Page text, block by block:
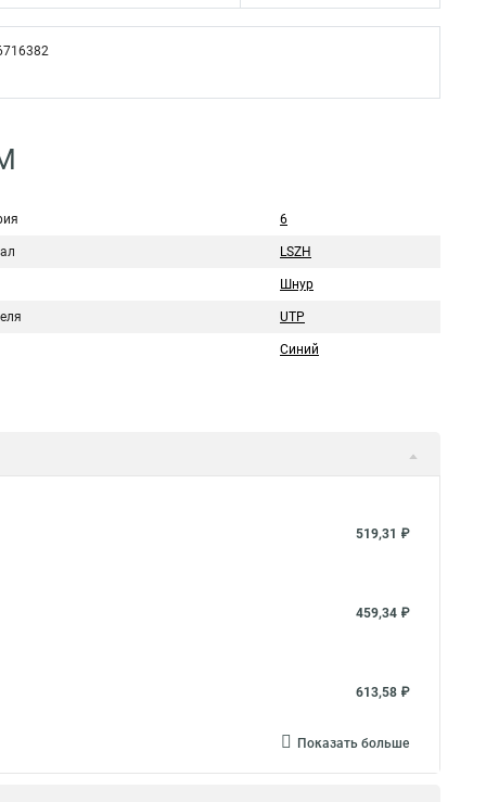
6
LSZH
Шнур
UTP
Синий
519,31 ₽
459,34 ₽
613,58 ₽
Показать больше